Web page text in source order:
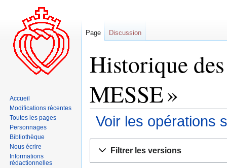
Historique
MESSE »
Voir les opérations
Filtrer les versions
Page Discussion
Accueil
Modifications récentes
Toutes les pages
Personnages
Bibliothèque
Nous écrire
Informations
rédactionnelles